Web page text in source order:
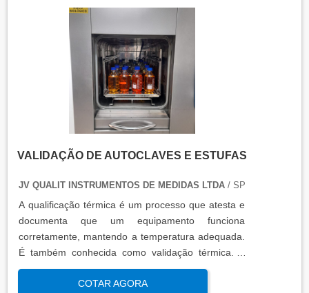
qualificação térmica é apresentado em um relatório
técnico que contém informações como gráficos,
certificados de calibração e a conclusão das
condições funcionais.
VALIDAÇÃO DE AUTOCLAVES E ESTUFAS
JV QUALIT INSTRUMENTOS DE MEDIDAS LTDA/ SP
A qualificação térmica é um processo que atesta e
documenta que um equipamento funciona
corretamente, mantendo a temperatura adequada.
É também conhecida como validação térmica. A
qualificação térmica é importante para garantir a
qualidade e eficiência de equipamentos que
COTAR AGORA